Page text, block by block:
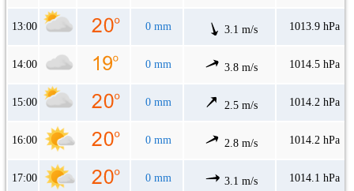
13:00 0 mm 3.1 m/s 1013.9 hPa
14:00 0 mm 3.8 m/s 1014.5 hPa
15:00 0 mm 2.5 m/s 1014.2 hPa
16:00 0 mm 2.8 m/s 1014.2 hPa
17:00 0 mm 3.1 m/s 1014.1 hPa